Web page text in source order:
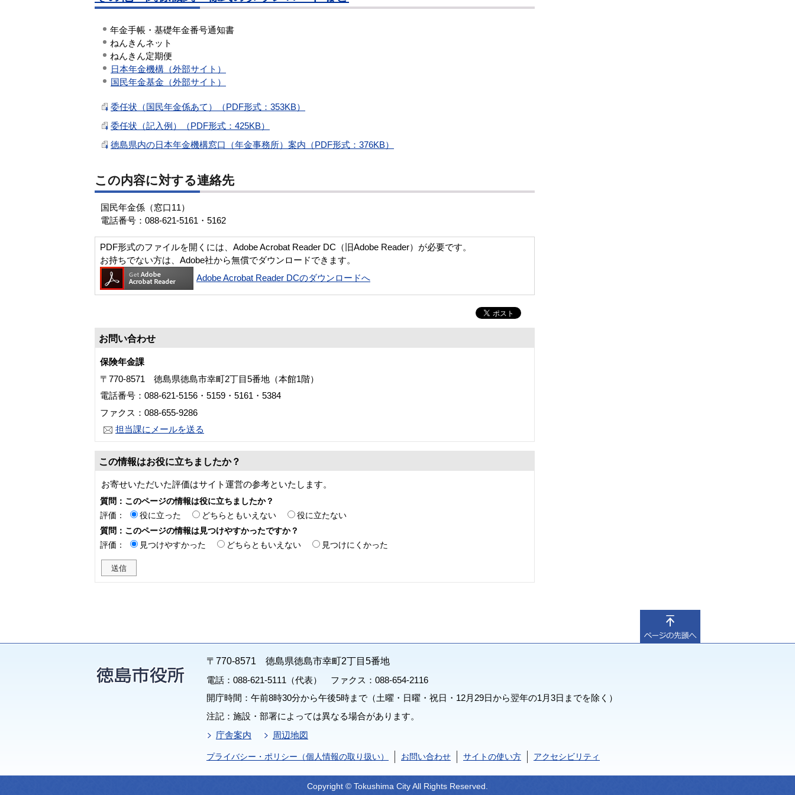
年金手帳・基礎年金番号通知書
ねんきんネット
ねんきん定期便
日本年金機構（外部サイト）
国民年金基金（外部サイト）
委任状（国民年金係あて）（PDF形式：353KB）
委任状（記入例）（PDF形式：425KB）
徳島県内の日本年金機構窓口（年金事務所）案内（PDF形式：376KB）
この内容に対する連絡先
国民年金係（窓口11）
電話番号：088-621-5161・5162
PDF形式のファイルを開くには、Adobe Acrobat Reader DC（旧Adobe Reader）が必要です。
お持ちでない方は、Adobe社から無償でダウンロードできます。
Adobe Acrobat Reader DCのダウンロードへ
お問い合わせ
保険年金課
〒770-8571 徳島県徳島市幸町2丁目5番地（本館1階）
電話番号：088-621-5156・5159・5161・5384
ファクス：088-655-9286
担当課にメールを送る
この情報はお役に立ちましたか？
お寄せいただいた評価はサイト運営の参考といたします。
質問：このページの情報は役に立ちましたか？
評価：
役に立った どちらともいえない
役に立たない
質問：このページの情報は見つけやすかったですか？
評価：
見つけやすかった どちらともいえない 見つけにくかった
〒770-8571 徳島県徳島市幸町2丁目5番地
電話：088-621-5111（代表） ファクス：088-654-2116
開庁時間：午前8時30分から午後5時まで（土曜・日曜・祝日・12月29日から翌年の1月3日までを除く）
注記：施設・部署によっては異なる場合があります。
庁舎案内
周辺地図
プライバシー・ポリシー（個人情報の取り扱い） お問い合わせ サイトの使い方 アクセシビリティ
Copyright © Tokushima City All Rights Reserved.